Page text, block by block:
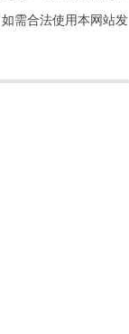
需合法使用本网站发